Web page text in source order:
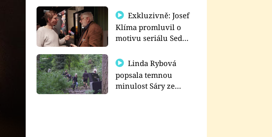
prima+
Exkluzivně: Josef
Klíma promluvil o
motivu seriálu Sedm
Linda Rybová
popsala temnou
minulost Sáry ze